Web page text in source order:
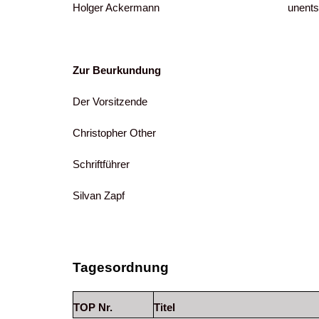
Holger Ackermann
Zur Beurkundung
Der Vorsitzende
Christopher Other
Schriftführer
Silvan Zapf
Tagesordnung
TOP Nr. Titel